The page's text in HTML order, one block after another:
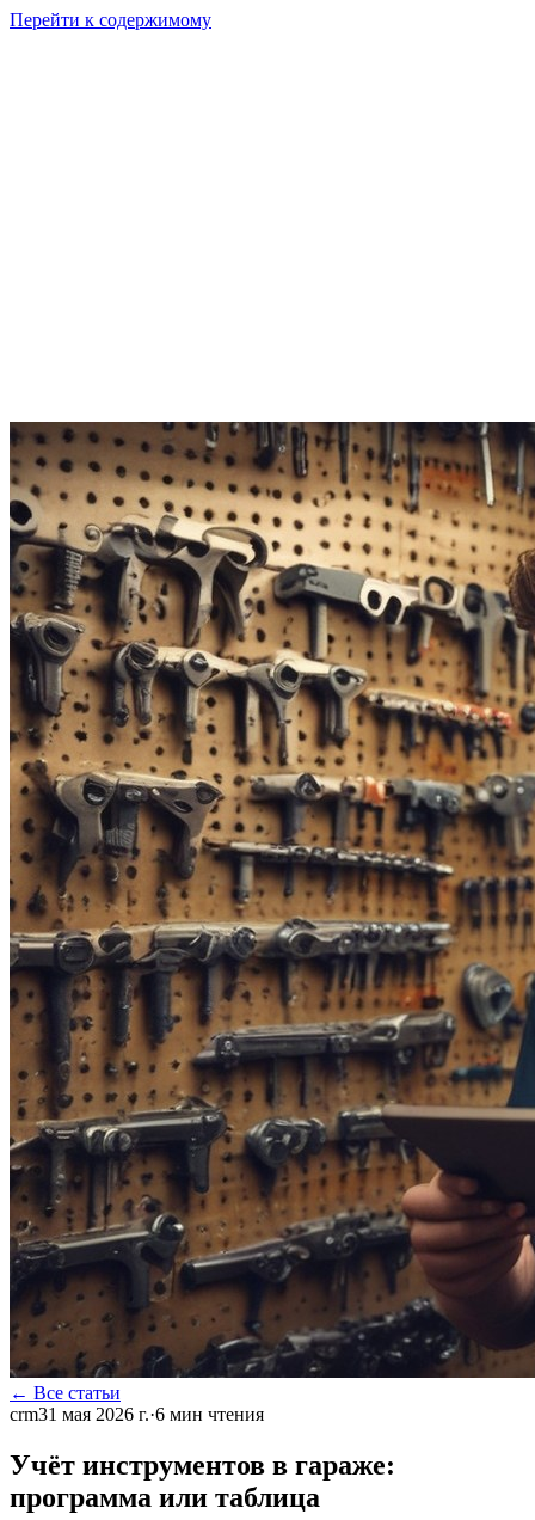
Перейти к содержимому
← Все статьи
crm31 мая 2026 г.·6 мин чтения
Учёт инструментов в гараже:
программа или таблица